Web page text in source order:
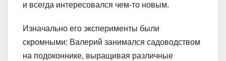
и всегда интересовался чем-то новым.
Изначально его эксперименты были
скромными: Валерий занимался садоводством
на подоконнике, выращивая различные